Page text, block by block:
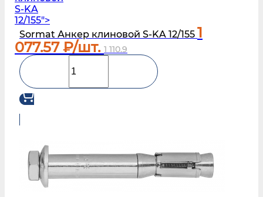
S-KA
12/155">
Sormat Анкер клиновой S-KA 12/155 1
077.57₽/шт. 1 110.9